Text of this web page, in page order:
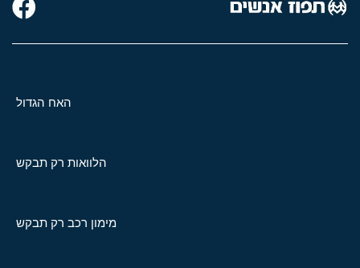
האח הגדול
הלוואות רק תבקש
מימון רכב רק תבקש